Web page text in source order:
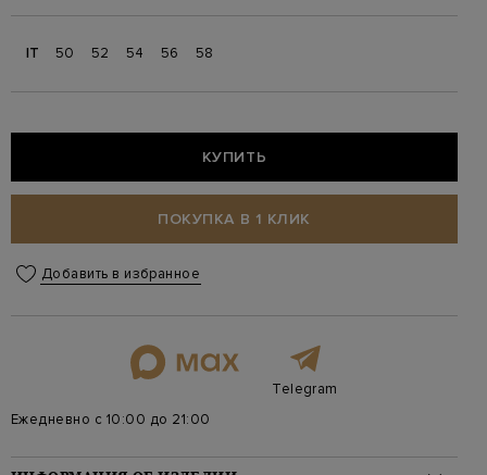
IT 50 52 54 56 58
КУПИТЬ
ПОКУПКА В 1 КЛИК
Добавить в избранное
Telegram
Ежедневно с 10:00 до 21:00